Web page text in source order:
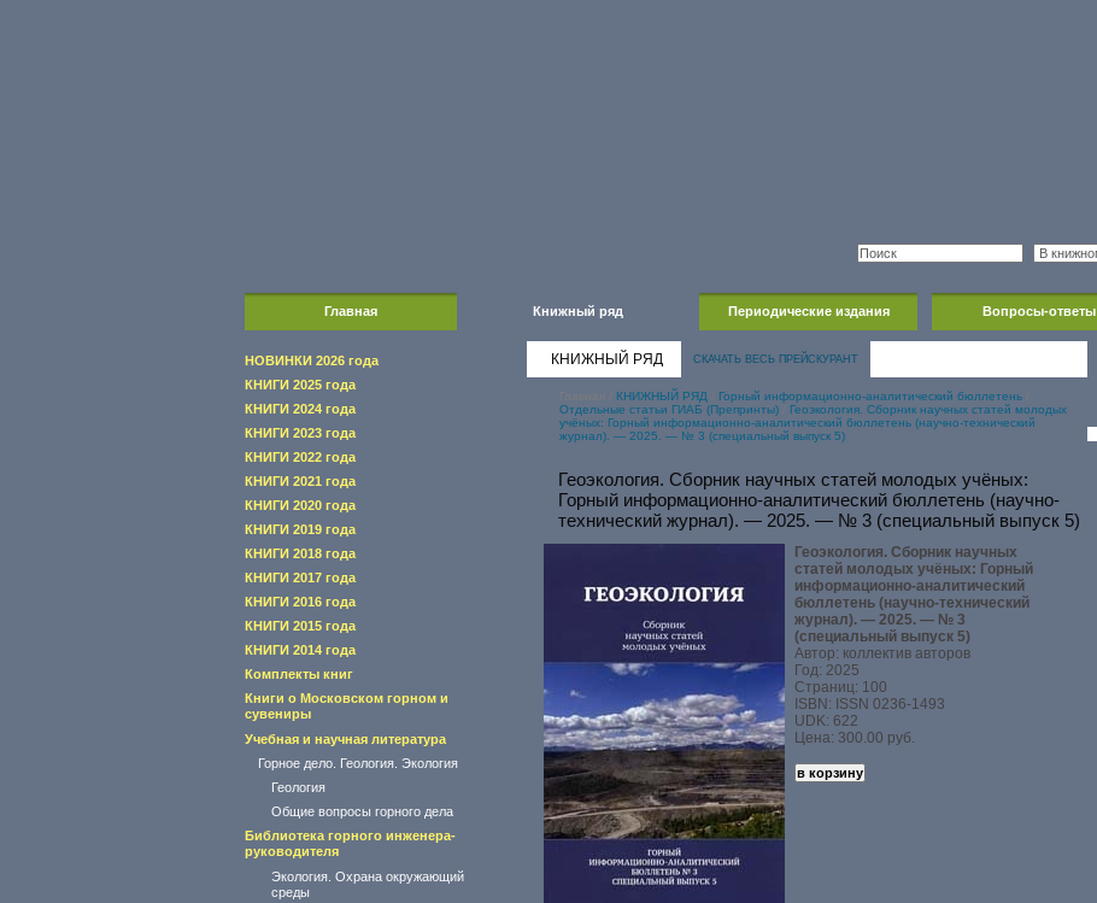
Главная Книжный ряд Периодические издания Вопросы-ответы
НОВИНКИ 2026 года
КНИГИ 2025 года
КНИГИ 2024 года
КНИГИ 2023 года
КНИГИ 2022 года
КНИГИ 2021 года
КНИГИ 2020 года
КНИГИ 2019 года
КНИГИ 2018 года
КНИГИ 2017 года
КНИГИ 2016 года
КНИГИ 2015 года
КНИГИ 2014 года
Комплекты книг
Книги о Московском горном и
сувениры
Учебная и научная литература
Горное дело. Геология. Экология
Геология
Общие вопросы горного дела
Библиотека горного инженера-
руководителя
Экология. Охрана окружающий
среды
КНИЖНЫЙ РЯД СКАЧАТЬ ВЕСЬ ПРЕЙСКУРАНТ
КНИЖНЫЙ РЯД Горный информационно-аналитический бюллетень
Отдельные статьи ГИАБ (Препринты)
Геоэкология. Сборник научных статей молодых
учёных: Горный информационно-аналитический бюллетень (научно-технический
журнал). — 2025. — № 3 (специальный выпуск 5)
Геоэкология. Сборник научных статей молодых учёных:
Горный информационно-аналитический бюллетень (научно-
технический журнал). — 2025. — № 3 (специальный выпуск 5)
Геоэкология. Сборник научных
статей молодых учёных: Горный
информационно-аналитический
бюллетень (научно-технический
журнал). — 2025. — № 3
(специальный выпуск 5)
Автор: коллектив авторов
Год: 2025
Страниц: 100
ISBN: ISSN 0236-1493
UDK: 622
Цена: 300.00 руб.